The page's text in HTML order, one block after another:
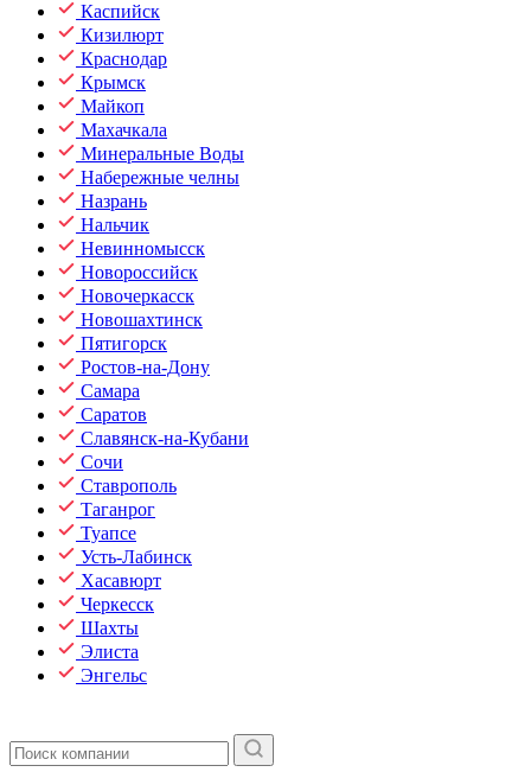
Каспийск
Кизилюрт
Краснодар
Крымск
Майкоп
Махачкала
Минеральные Воды
Набережные челны
Назрань
Нальчик
Невинномысск
Новороссийск
Новочеркасск
Новошахтинск
Пятигорск
Ростов-на-Дону
Самара
Саратов
Славянск-на-Кубани
Сочи
Ставрополь
Таганрог
Туапсе
Усть-Лабинск
Хасавюрт
Черкесск
Шахты
Элиста
Энгельс